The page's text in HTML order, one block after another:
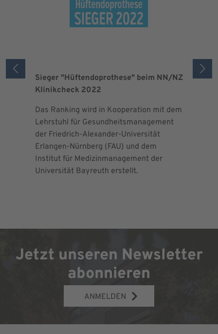
Sieger "Hüftendoprothese" beim NN/NZ
Klinikcheck 2022
Das Ranking wird in Kooperation mit dem
Lehrstuhl für Gesundheitsmanagement
der Friedrich-Alexander-Universität
Erlangen-Nürnberg (FAU) und dem
Institut für Medizinmanagement der
Universität Bayreuth erstellt.
Jetzt unseren Newsletter
abonnieren
ANMELDEN